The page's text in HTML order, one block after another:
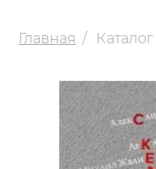
Главная Каталог